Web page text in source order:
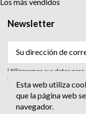
Newsletter
Utilizaremos sus datos para
boletín informativo. Para
sobre el tratamiento y sus
consulte la política de
Acepto el tratamiento
Esta web utiliza
que la página web
navegador.